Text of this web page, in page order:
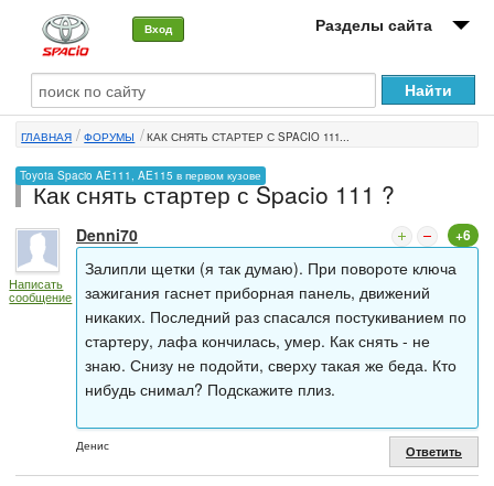
Вход Разделы сайта
О машине
Автоклуб
Форумы
Сервисы и услуги
Новости
ГЛАВНАЯ ФОРУМЫ КАК СНЯТЬ СТАРТЕР С SPACIO 111...
Toyota Spacio AE111, AE115 в первом кузове
Как снять стартер с Spacio 111 ?
Написать
сообщение
Denni70 +6
Залипли щетки (я так думаю). При повороте ключа
зажигания гаснет приборная панель, движений
никаких. Последний раз спасался постукиванием по
стартеру, лафа кончилась, умер. Как снять - не
знаю. Снизу не подойти, сверху такая же беда. Кто
нибудь снимал? Подскажите плиз.
Денис Ответить